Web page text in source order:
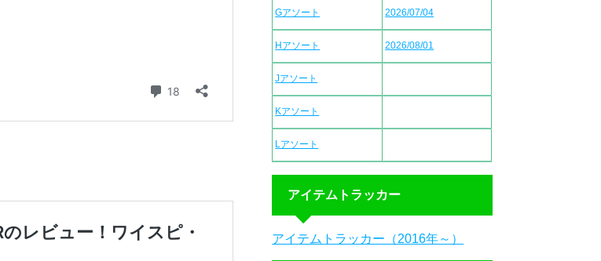
Gアソート 2026/07/04
Hアソート 2026/08/01
Jアソート
Kアソート
Lアソート
アイテムトラッカー
アイテムトラッカー（2016年～）